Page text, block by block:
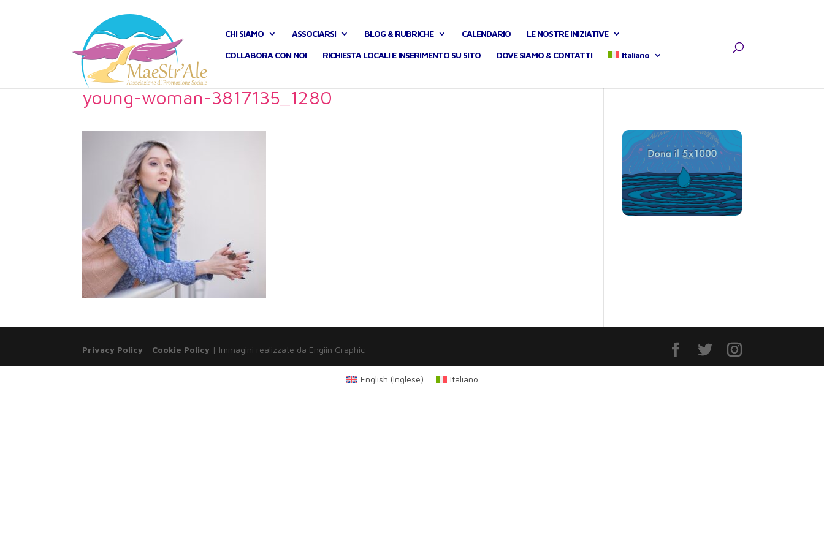
CHI SIAMO ASSOCIARSI BLOG & RUBRICHE CALENDARIO LE NOSTRE INIZIATIVE
COLLABORA CON NOI RICHIESTA LOCALI E INSERIMENTO SU SITO DOVE SIAMO & CONTATTI Italiano
young-woman-3817135_1280
Privacy Policy - Cookie Policy | Immagini realizzate da Engiin Graphic
English (Inglese) Italiano